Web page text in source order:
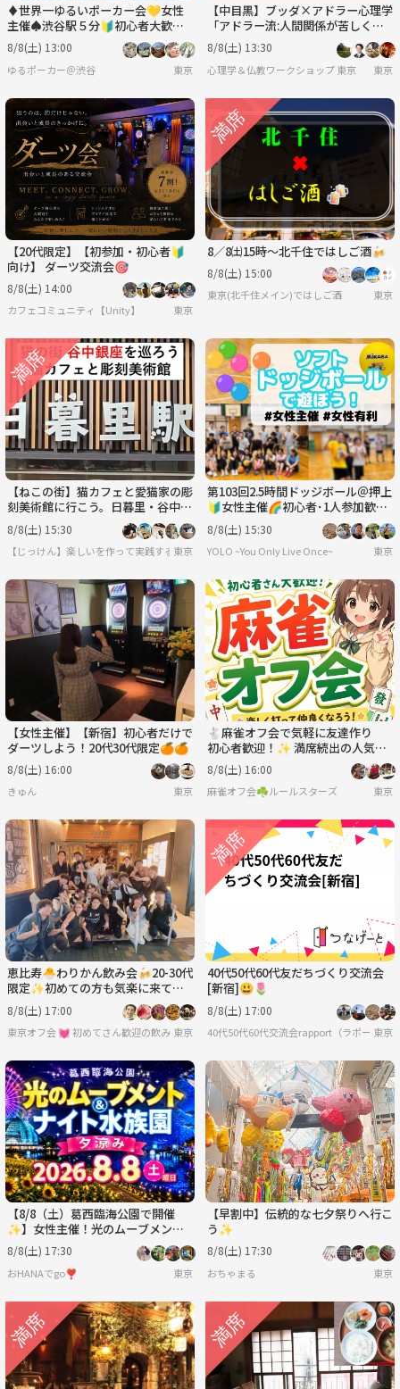
♦️世界一ゆるいポーカー会💛女性
主催♠️渋谷駅５分🔰初心者大歓迎
♣
8/8(土) 13:00
ゆるポーカー＠渋谷 東京
【中目黒】ブッダ×アドラー心理学
「アドラー流:人間関係が苦しくな
る人・満たされる人の行動パター
ン」ワークショップ-東京
8/8(土) 13:30
心理学＆仏教ワークショップ 東京 東京
【20代限定】【初参加・初心者🔰
向け】 ダーツ交流会🎯
8/8(土) 14:00
カフェコミュニティ【Unity】 東京
8／8㈯15時〜北千住ではしご酒🍻
8/8(土) 15:00
東京(北千住メイン)ではしご酒 東京
【ねこの街】猫カフェと愛猫家の彫
刻美術館に行こう。日暮里・谷中ぎ
んざ商店街を散策〈8月8日(土)15:3
0〉
8/8(土) 15:30
【じっけん】楽しいを作って実践する研究会
東京
第103回2.5時間ドッジボール＠押上
🔰女性主催🌈初心者･1人参加歓迎
│国際交流🉑
8/8(土) 15:30
YOLO ~You Only Live Once~ 東京
【女性主催】【新宿】初心者だけで
ダーツしよう！20代30代限定🍊🍊
8/8(土) 16:00
きゅん 東京
🐇麻雀オフ会で気軽に友達作り
初心者歓迎！✨ 満席続出の人気イ
ベント！
8/8(土) 16:00
麻雀オフ会☘️ルールスターズ 東京
恵比寿🐣わりかん飲み会🍻20-30代
限定✨初めての方も気楽に来てね
✨
8/8(土) 17:00
東京オフ会 💓 初めてさん歓迎の飲み会です 💓 男女関係なく純粋に友達作りをしよう
東京
40代50代60代友だちづくり交流会
[新宿]😃🌷
8/8(土) 17:00
40代50代60代交流会rapport（ラポール）[
東京
【8/8（土）葛西臨海公園で開催
✨】女性主催！光のムーブメント
＆ナイト水族園体験でリフレッシュ
夕涼みイベント🌊限定開催
8/8(土) 17:30
おHANAでgo❣️ 東京
【早割中】伝統的な七夕祭りへ行こ
う✨
8/8(土) 17:30
おちゃまる 東京